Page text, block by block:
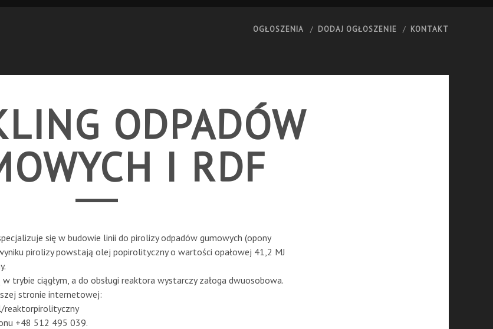
OGŁOSZENIA DODAJ OGŁOSZENIE KONTAKT
ODPADÓW
I RDF
się w budowie linii do pirolizy odpadów gumowych (opony
pirolizy powstają olej popirolityczny o wartości opałowej 41,2 MJ
trybie ciągłym, a do obsługi reaktora wystarczy załoga dwuosobowa.
stronie internetowej:
reaktorpirolityczny
+48 512 495 039.